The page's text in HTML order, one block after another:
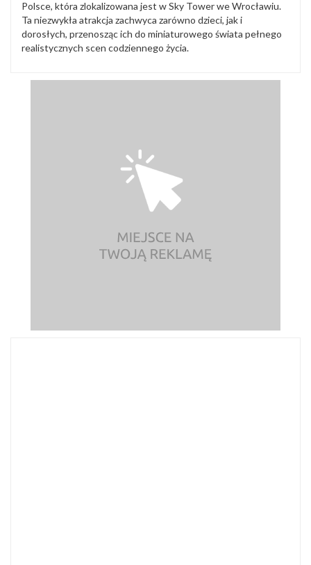
Polsce, która zlokalizowana jest w Sky Tower we Wrocławiu.
Ta niezwykła atrakcja zachwyca zarówno dzieci, jak i
dorosłych, przenosząc ich do miniaturowego świata pełnego
realistycznych scen codziennego życia.